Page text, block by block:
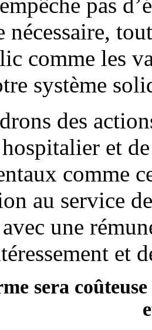
pas
nécessaire,
comme les
système
des
et
comme
au service
une
et
sera